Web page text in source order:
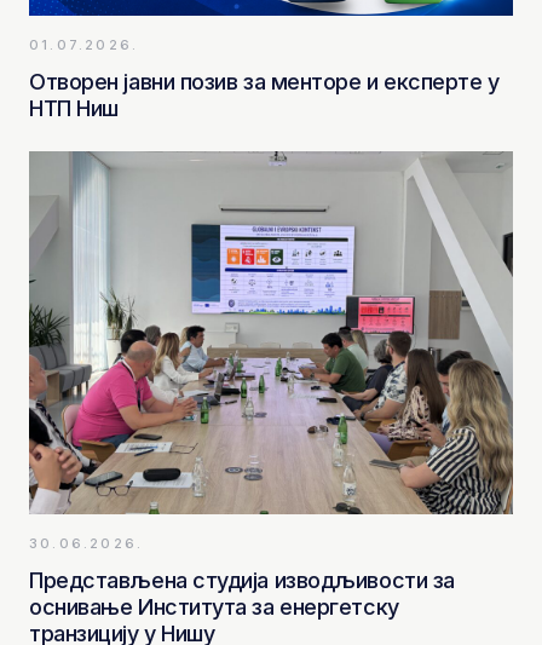
01.07.2026.
Отворен јавни позив за менторе и експерте у
НТП Ниш
30.06.2026.
Представљена студија изводљивости за
оснивање Института за енергетску
транзицију у Нишу